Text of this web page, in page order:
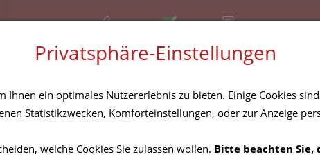
+43 (01) 3683167 Offen Rezept-Anfrage
Privatsphäre-Einstellungen
Ihnen ein optimales Nutzererlebnis zu bieten. Einige Cookies
Statistikzwecken, Komforteinstellungen, oder zur Anzeige
welche Cookies Sie zulassen wollen. Bitte beachten Sie,